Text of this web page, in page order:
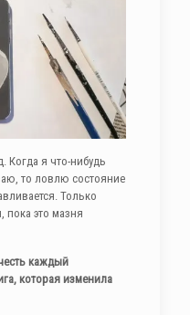
Когда я что-нибудь
то ловлю состояние
Только
пока это мазня
каждый
которая изменила